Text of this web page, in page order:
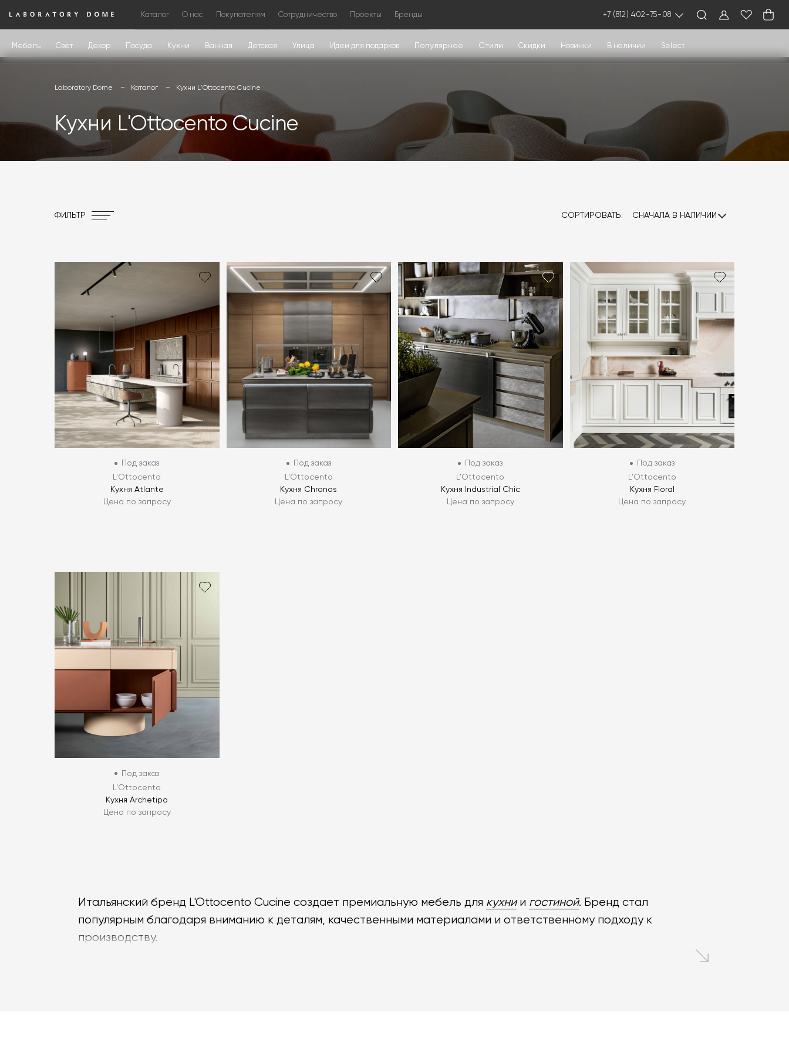
Каталог О нас Покупателям Сотрудничество Проекты Бренды +7 (812) 402-75-08
Мебель Свет Декор Посуда Кухни Ванная Детская Улица Идеи для подарков Популярное Стили Скидки Новинки В наличии Select
Laboratory Dome Каталог Кухни L'Ottocento Сucine
Кухни L'Ottocento Сucine
ФИЛЬТР СОРТИРОВАТЬ: СНАЧАЛА В НАЛИЧИИ
Под заказ
L'Ottocento
Кухня Atlante
Цена по запросу
Под заказ
L'Ottocento
Кухня Chronos
Цена по запросу
Под заказ
L'Ottocento
Кухня Industrial Chic
Цена по запросу
Под заказ
L'Ottocento
Кухня Floral
Цена по запросу
Под заказ
L'Ottocento
Кухня Archetipo
Цена по запросу
Итальянский бренд L'Ottocento Cucine создает премиальную мебель для кухнии гостиной. Бренд стал
популярным благодаря вниманию к деталям, качественными материалами и ответственному подходу к
производству.